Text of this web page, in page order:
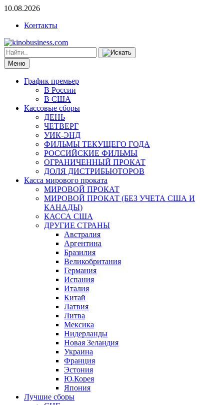
10.08.2026
Контакты
Меню
График премьер
В России
В США
Кассовые сборы
ДЕНЬ
ЧЕТВЕРГ
УИК-ЭНД
ФИЛЬМЫ ТЕКУЩЕГО ГОДА
РОССИЙСКИЕ ФИЛЬМЫ
ОГРАНИЧЕННЫЙ ПРОКАТ
ДОЛЯ ДИСТРИБЬЮТОРОВ
Касса мирового проката
МИРОВОЙ ПРОКАТ
МИРОВОЙ ПРОКАТ (БЕЗ УЧЕТА США И
КАНАДЫ)
КАССА США
ДРУГИЕ СТРАНЫ
Австралия
Аргентина
Бразилия
Великобритания
Германия
Испания
Италия
Китай
Латвия
Литва
Мексика
Нидерланды
Новая Зеландия
Украина
Франция
Эстония
Ю.Корея
Япония
Лучшие сборы